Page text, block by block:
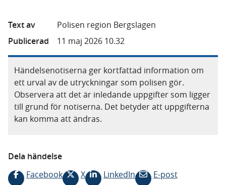
Text av
Polisen region Bergslagen
Publicerad
11 maj 2026 10.32
Händelsenotiserna ger kortfattad information om
ett urval av de utryckningar som polisen gör.
Observera att det är inledande uppgifter som ligger
till grund för notiserna. Det betyder att uppgifterna
kan komma att ändras.
Dela händelse
Facebook
X LinkedIn E-post